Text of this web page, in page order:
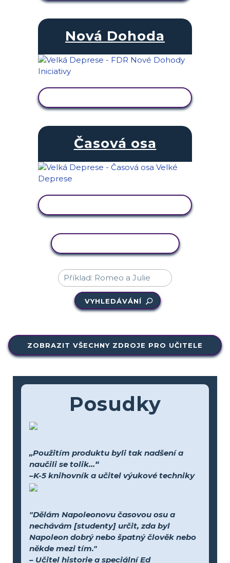
Nová Dohoda
Časová osa
VYHLEDÁVÁNÍ
ZOBRAZIT VŠECHNY ZDROJE PRO UČITELE
Posudky
„Použitím produktu byli tak nadšení a
naučili se tolik...“
–K-5 knihovník a učitel výukové techniky
"Dělám Napoleonovu časovou osu a
nechávám [studenty] určit, zda byl
Napoleon dobrý nebo špatný člověk nebo
někde mezi tím."
– Učitel historie a speciální Ed